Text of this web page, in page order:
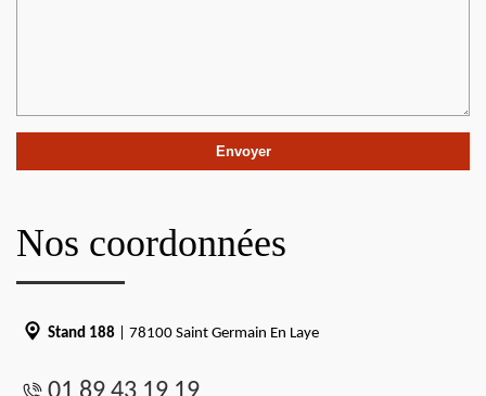
Nos coordonnées
Stand 188 | 78100 Saint Germain En Laye